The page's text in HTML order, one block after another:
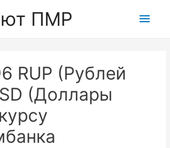
ПМР
RUP (Рублей
(Доллары